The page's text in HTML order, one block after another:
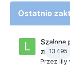
Ostatnio
13 495
Szalone
Przez lily